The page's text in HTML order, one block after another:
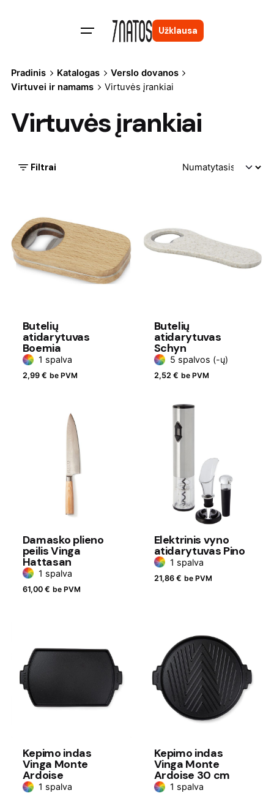
Užklausa
Pradinis Katalogas
Verslo dovanos
Virtuvei ir namams
Virtuvės įrankiai
Virtuvės įrankiai
Filtrai
Butelių
atidarytuvas
Boemia
1 spalva
2,99 € be PVM
Butelių
atidarytuvas
Schyn
5 spalvos (-ų)
2,52 € be PVM
Damasko plieno
peilis Vinga
Hattasan
1 spalva
61,00 € be PVM
Elektrinis vyno
atidarytuvas Pino
1 spalva
21,86 € be PVM
Kepimo indas
Vinga Monte
Ardoise
1 spalva
Kepimo indas
Vinga Monte
Ardoise 30 cm
1 spalva